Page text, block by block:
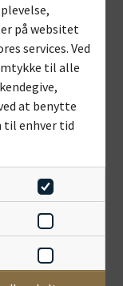
på websitet
services. Ved
til alle
at benytte
til enhver tid